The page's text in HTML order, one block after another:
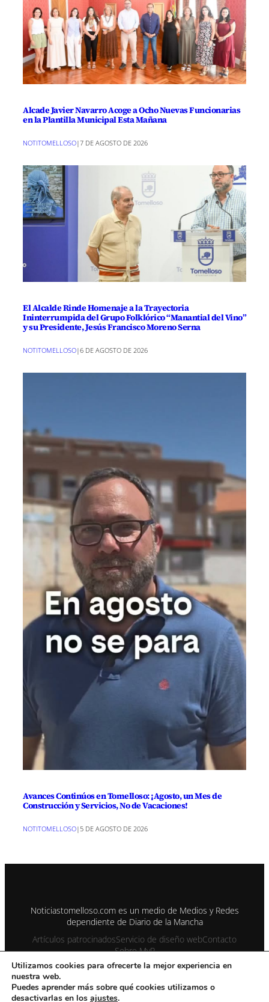
Alcade Javier Navarro Acoge a Ocho Nuevas Funcionarias
en la Plantilla Municipal Esta Mañana
NOTITOMELLOSO|7 DE AGOSTO DE 2026
El Alcalde Rinde Homenaje a la Trayectoria
Ininterrumpida del Grupo Folklórico “Manantial del Vino”
y su Presidente, Jesús Francisco Moreno Serna
NOTITOMELLOSO|6 DE AGOSTO DE 2026
Avances Continúos en Tomelloso: ¡Agosto, un Mes de
Construcción y Servicios, No de Vacaciones!
NOTITOMELLOSO| 5 DE AGOSTO DE 2026
Noticiastomelloso.com es un medio de Medios y Redes
dependiente de Diario de la Mancha
Artículos patrocinadosServicio de diseño webContacto
Sobre MyR
© 1995-2026 Color Vivo Internet. Otros contenidos se cita fuente.
Utilizamos cookies para ofrecerte la mejor experiencia en
nuestra web.
Puedes aprender más sobre qué cookies utilizamos o
desactivarlas en los ajustes.